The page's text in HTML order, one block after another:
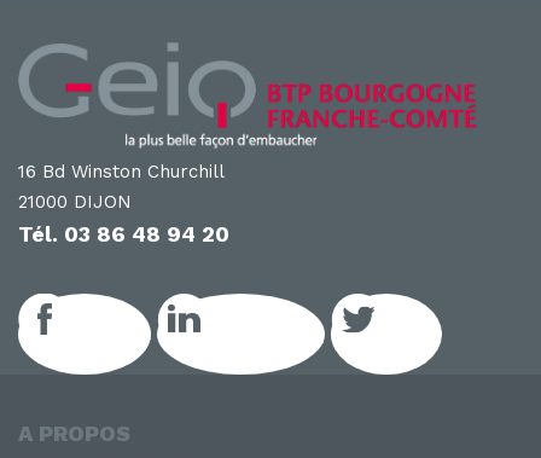
16 Bd Winston Churchill
21000 DIJON
Tél. 03 86 48 94 20
Facebook LinkedIn GEIQ Twitter
A PROPOS